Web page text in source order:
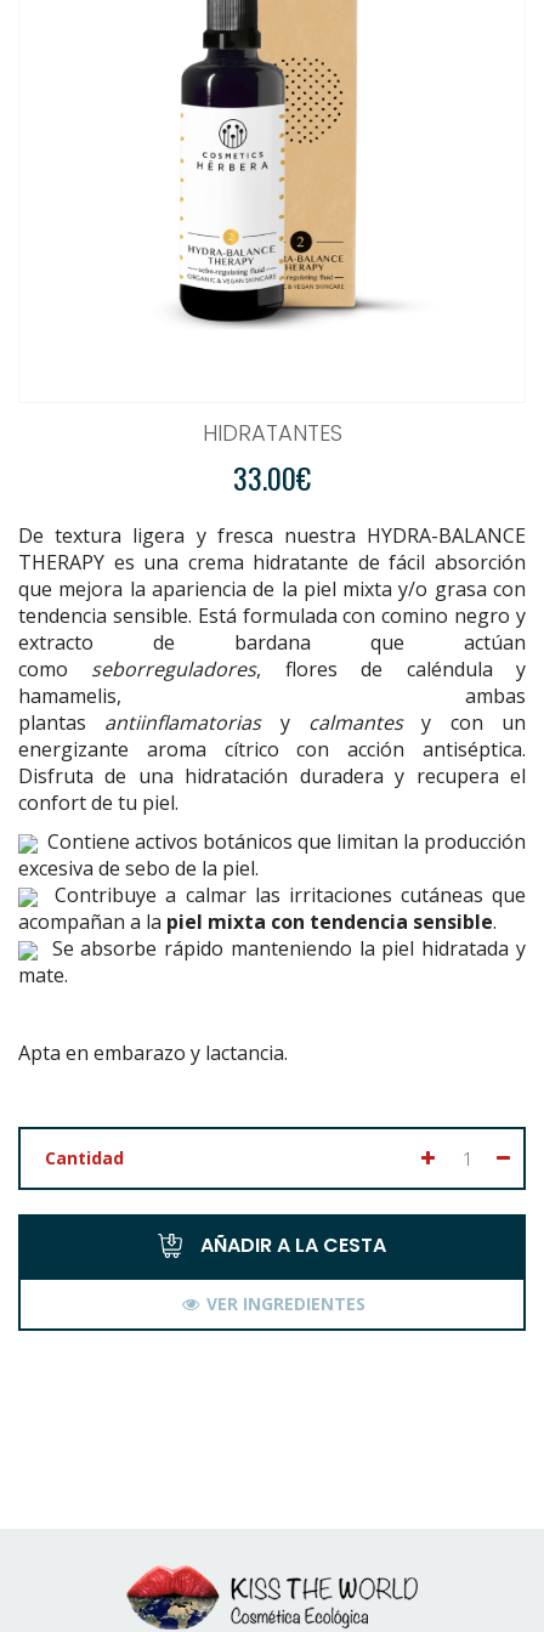
HIDRATANTES
33.00€
De textura ligera y fresca nuestra HYDRA-BALANCE
THERAPY es una crema hidratante de fácil absorción
que mejora la apariencia de la piel mixta y/o grasa con
tendencia sensible. Está formulada con comino negro y
extracto de bardana que actúan
como seborreguladores, flores de caléndula y
hamamelis, ambas
plantas antiinflamatorias y calmantesy con un
energizante aroma cítrico con acción antiséptica.
Disfruta de una hidratación duradera y recupera el
confort de tu piel.
Contiene activos botánicos que limitan la producción
excesiva de sebo de la piel.
Contribuye a calmar las irritaciones cutáneas que
acompañan a la piel mixta con tendencia sensible.
Se absorbe rápido manteniendo la piel hidratada y
mate.
Apta en embarazo y lactancia.
Cantidad
AÑADIR A LA CESTA
VER INGREDIENTES